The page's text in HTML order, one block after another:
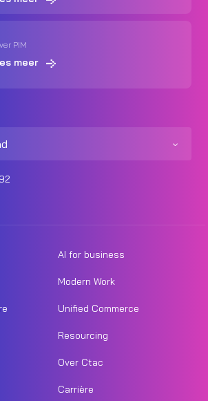
PIM
meer
AI for business
Modern Work
Unified Commerce
Resourcing
Over Ctac
Carrière